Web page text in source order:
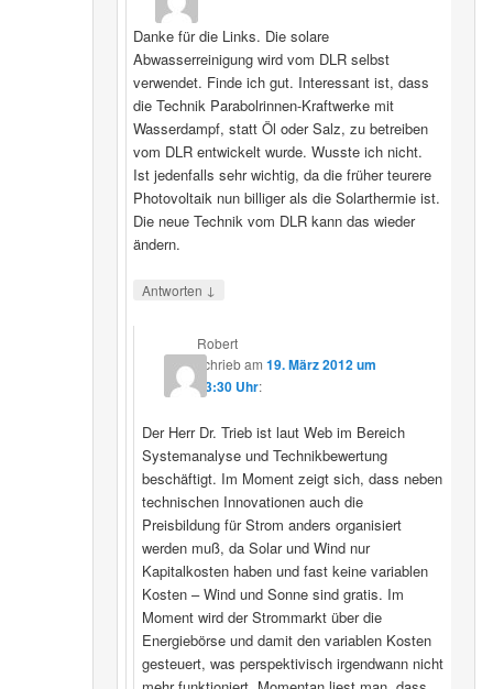
Danke für die Links. Die solare
Abwasserreinigung wird vom DLR selbst
verwendet. Finde ich gut. Interessant ist, dass
die Technik Parabolrinnen-Kraftwerke mit
Wasserdampf, statt Öl oder Salz, zu betreiben
vom DLR entwickelt wurde. Wusste ich nicht.
Ist jedenfalls sehr wichtig, da die früher teurere
Photovoltaik nun billiger als die Solarthermie ist.
Die neue Technik vom DLR kann das wieder
ändern.
Antworten ↓
Robert
schriebam 19. März 2012 um
23:30 Uhr:
Der Herr Dr. Trieb ist laut Web im Bereich
Systemanalyse und Technikbewertung
beschäftigt. Im Moment zeigt sich, dass neben
technischen Innovationen auch die
Preisbildung für Strom anders organisiert
werden muß, da Solar und Wind nur
Kapitalkosten haben und fast keine variablen
Kosten – Wind und Sonne sind gratis. Im
Moment wird der Strommarkt über die
Energiebörse und damit den variablen Kosten
gesteuert, was perspektivisch irgendwann nicht